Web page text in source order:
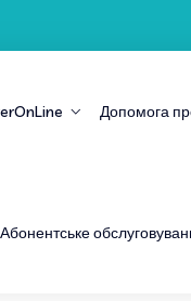
Допомога
Абонентське